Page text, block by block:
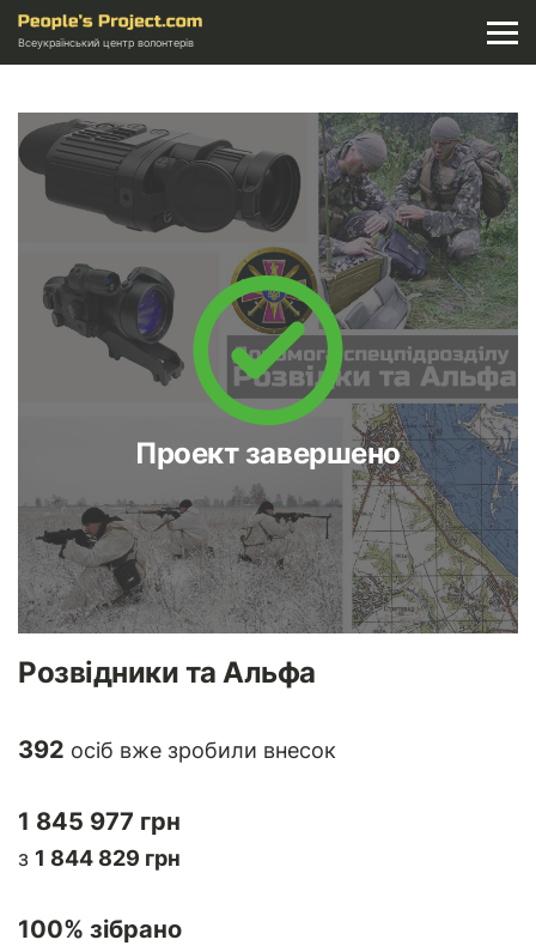
Всеукраїнський центр волонтерів
Проект завершено
Розвідники та Альфа
392 осіб вже зробили внесок
1 845 977 грн
з 1 844 829 грн
100% зібрано